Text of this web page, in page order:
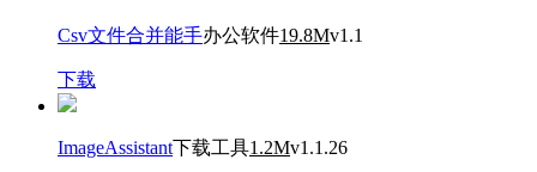
Csv文件合并能手办公软件19.8Mv1.1
下载
ImageAssistant下载工具1.2Mv1.1.26